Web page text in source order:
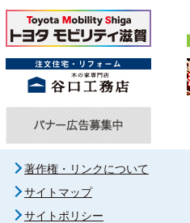
著作権・リンクについて
サイトマップ
サイトポリシー